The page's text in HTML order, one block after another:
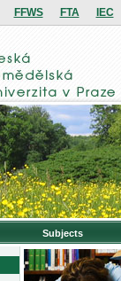
FFWS FTA IEC
Subjects